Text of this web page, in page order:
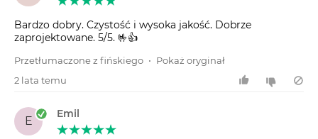
Bardzo dobry. Czystość i wysoka jakość. Dobrze
zaprojektowane. 5/5. 🤟👍
Przetłumaczone z fińskiego • Pokaż oryginał
2 lata temu
E
Emil